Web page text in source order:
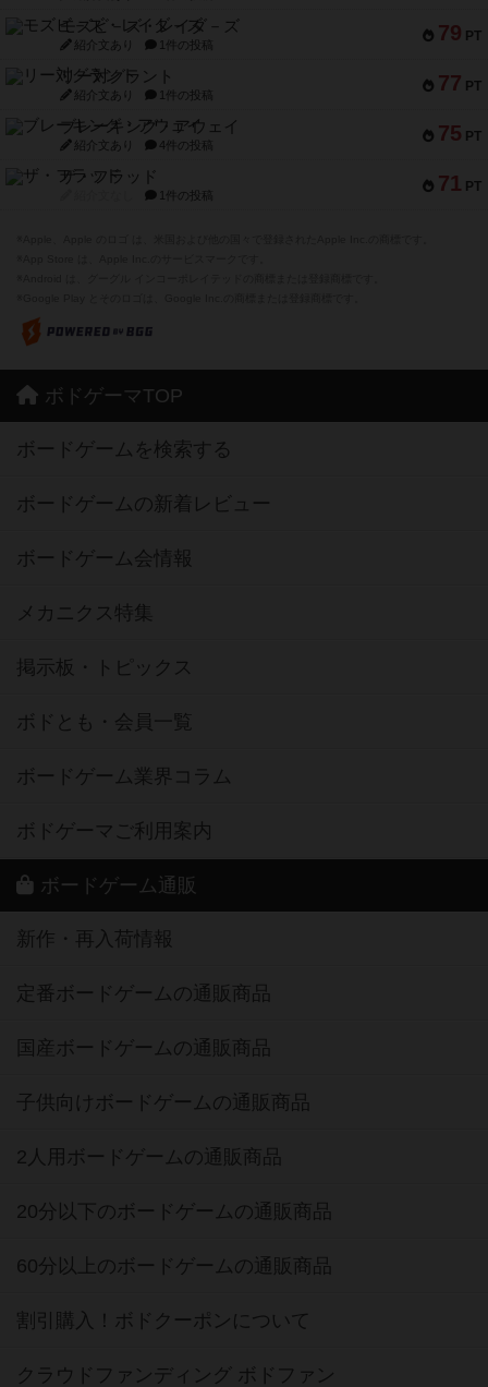
79 PT
モズビ－ズ・レイダ－ズ
紹介文あり 1件の投稿
77 PT
リー対グラント
紹介文あり 1件の投稿
75 PT
ブレーキング・アウェイ
紹介文あり 4件の投稿
71 PT
ザ・フラッド
1件の投稿
ボドゲーマTOP
ボードゲームを検索する
ボードゲームの新着レビュー
ボードゲーム会情報
メカニクス特集
掲示板・トピックス
ボドとも・会員一覧
ボードゲーム業界コラム
ボドゲーマご利用案内
ボードゲーム通販
新作・再入荷情報
定番ボードゲームの通販商品
国産ボードゲームの通販商品
子供向けボードゲームの通販商品
2人用ボードゲームの通販商品
20分以下のボードゲームの通販商品
60分以上のボードゲームの通販商品
割引購入！ボドクーポンについて
クラウドファンディング ボドファン